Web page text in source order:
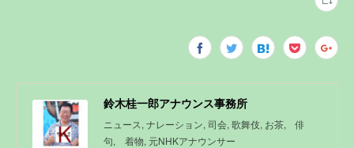
鈴木桂一郎アナウンス事務所
ニュース, ナレーション, 司会, 歌舞伎, お茶, 俳
句, 着物, 元NHKアナウンサー